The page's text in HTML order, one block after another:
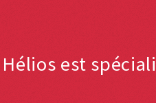
Hélios est